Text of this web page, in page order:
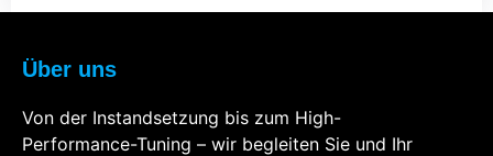
Über uns
Von der Instandsetzung bis zum High-
Performance-Tuning – wir begleiten Sie und Ihr